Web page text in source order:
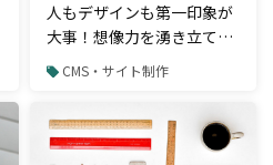
人もデザインも第一印象が
大事！想像力を湧き立てる
オーバーレイ手法を上手に
CMS・サイト制作